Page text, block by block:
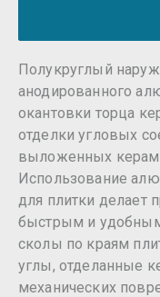
Полукруглый
анодированного
окантовки торца
отделки угловых
выложенных
Использование
для плитки делает
быстрым и
сколы по краям
углы, отделанные
механических